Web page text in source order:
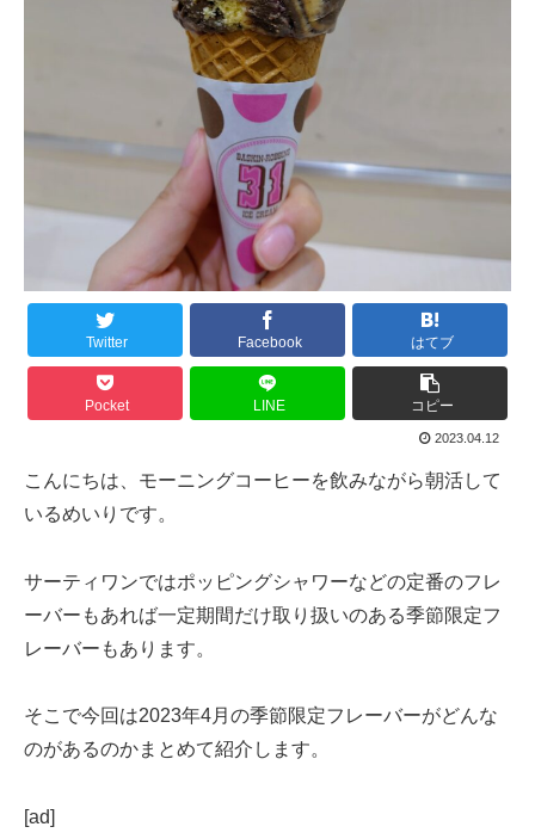
Twitter Facebook はてブ
Pocket LINE コピー
2023.04.12
こんにちは、モーニングコーヒーを飲みながら朝活して
いるめいりです。
サーティワンではポッピングシャワーなどの定番のフレ
ーバーもあれば一定期間だけ取り扱いのある季節限定フ
レーバーもあります。
そこで今回は2023年4月の季節限定フレーバーがどんな
のがあるのかまとめて紹介します。
[ad]